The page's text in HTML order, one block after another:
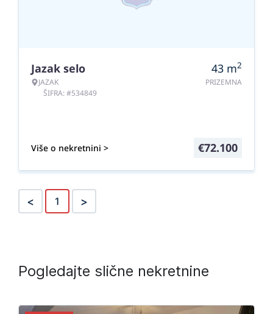
Jazak selo
JAZAK
ŠIFRA: #534849
43 m2
PRIZEMNA
Više o nekretnini > €72.100
< 1 >
Pogledajte slične nekretnine